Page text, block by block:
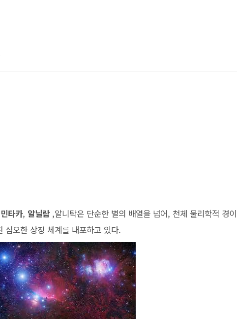
민타카, 알닐람 ,알니탁은 단순한 별의 배열을 넘어, 천체 물리학적 경이
심오한 상징 체계를 내포하고 있다.